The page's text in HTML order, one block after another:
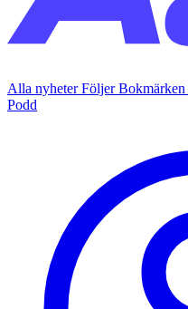
Alla nyheterFöljerBokmärken
Podd